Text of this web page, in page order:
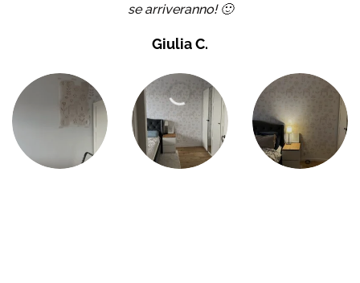
se arriveranno! 🙂
Giulia C.